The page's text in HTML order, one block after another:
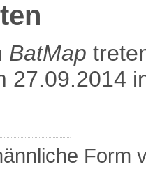
BatMap
27.09.2014
Form